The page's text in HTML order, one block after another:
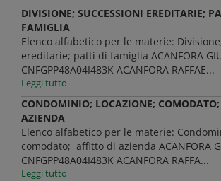
DIVISIONE; SUCCESSIONI EREDITARIE;
FAMIGLIA
Elenco alfabetico per le materie:
ereditarie; patti di famiglia ACANFORA
CNFGPP48A04I483K ACANFORA RAFFAE...
Leggi tutto
CONDOMINIO; LOCAZIONE;
AZIENDA
Elenco alfabetico per le materie:
comodato; affitto di azienda ACANFORA
CNFGPP48A04I483K ACANFORA RAFFA...
Leggi tutto